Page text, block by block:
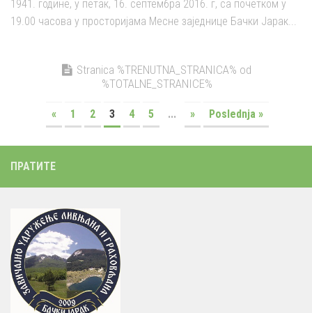
1941. године, у петак, 16. септембра 2016. г, са почетком у
19.00 часова у просторијама Месне заједнице Бачки Јарак...
Stranica %TRENUTNA_STRANICA% od
%TOTALNE_STRANICE%
« 1 2 3 4 5 ... » Poslednja »
ПРАТИТЕ